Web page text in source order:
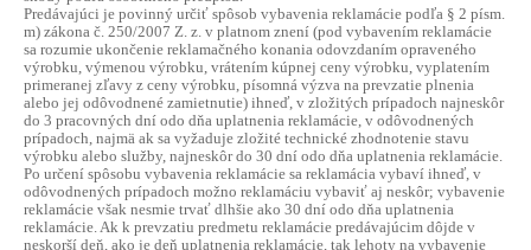
Predávajúci je povinný určiť spôsob vybavenia reklamácie podľa § 2 písm.
m) zákona č. 250/2007 Z. z. v platnom znení (pod vybavením reklamácie
sa rozumie ukončenie reklamačného konania odovzdaním opraveného
výrobku, výmenou výrobku, vrátením kúpnej ceny výrobku, vyplatením
primeranej zľavy z ceny výrobku, písomná výzva na prevzatie plnenia
alebo jej odôvodnené zamietnutie) ihneď, v zložitých prípadoch najneskôr
do 3 pracovných dní odo dňa uplatnenia reklamácie, v odôvodnených
prípadoch, najmä ak sa vyžaduje zložité technické zhodnotenie stavu
výrobku alebo služby, najneskôr do 30 dní odo dňa uplatnenia reklamácie.
Po určení spôsobu vybavenia reklamácie sa reklamácia vybaví ihneď, v
odôvodnených prípadoch možno reklamáciu vybaviť aj neskôr; vybavenie
reklamácie však nesmie trvať dlhšie ako 30 dní odo dňa uplatnenia
reklamácie. Ak k prevzatiu predmetu reklamácie predávajúcim dôjde v
neskorší deň, ako je deň uplatnenia reklamácie, tak lehoty na vybavenie